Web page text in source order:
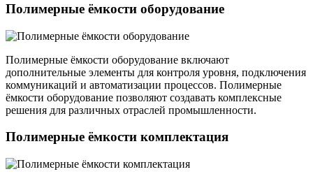
Полимерные ёмкости оборудование
Полимерные ёмкости оборудование включают
дополнительные элементы для контроля уровня, подключения
коммуникаций и автоматизации процессов. Полимерные
ёмкости оборудование позволяют создавать комплексные
решения для различных отраслей промышленности.
Полимерные ёмкости комплектация